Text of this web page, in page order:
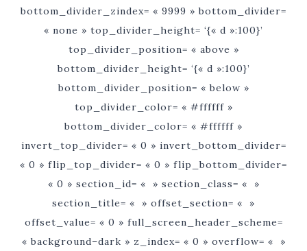
bottom_divider_zindex= « 9999 » bottom_divider=
« none » top_divider_height= ‘{« d »:100}’
top_divider_position= « above »
bottom_divider_height= ‘{« d »:100}’
bottom_divider_position= « below »
top_divider_color= « #ffffff »
bottom_divider_color= « #ffffff »
invert_top_divider= « 0 » invert_bottom_divider=
« 0 » flip_top_divider= « 0 » flip_bottom_divider=
« 0 » section_id= « » section_class= « »
section_title= « » offset_section= « »
offset_value= « 0 » full_screen_header_scheme=
« background–dark » z_index= « 0 » overflow= « »